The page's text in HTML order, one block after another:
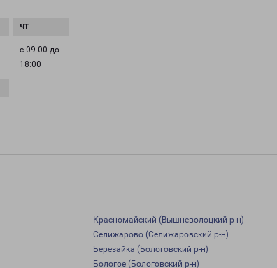
с 09:00 до
18:00
Красномайский (Вышневолоцкий р-н)
Селижарово (Селижаровский р-н)
Березайка (Бологовский р-н)
Бологое (Бологовский р-н)